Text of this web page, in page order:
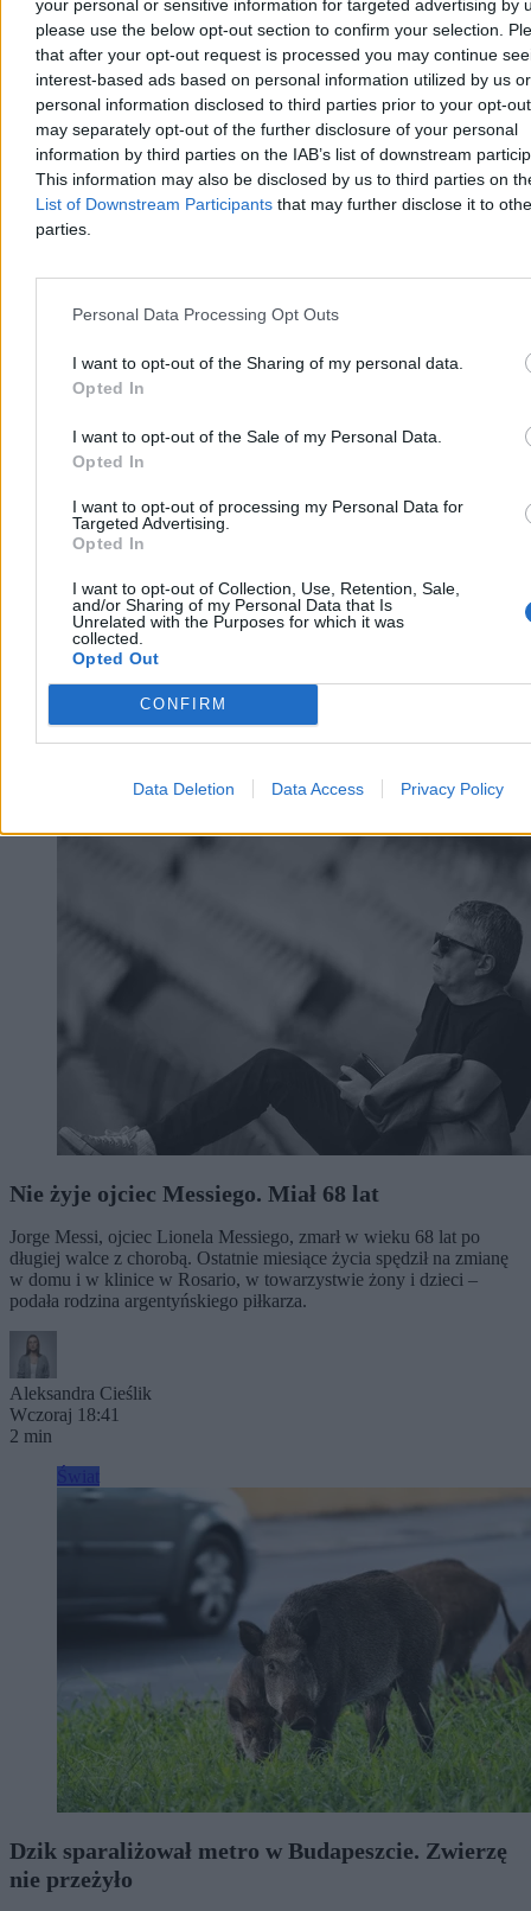
your personal or sensitive information for targeted advertising by
please use the below opt-out section to confirm your selection.
that after your opt-out request is processed you may continue
interest-based ads based on personal information utilized by us or
personal information disclosed to third parties prior to your opt-
may separately opt-out of the further disclosure of your personal
information by third parties on the IAB’s list of downstream
This information may also be disclosed by us to third parties on
List of Downstream Participants that may further disclose it to
parties.
Personal Data Processing Opt Outs
I want to opt-out of the Sharing of my personal data.
Opted In
I want to opt-out of the Sale of my Personal Data.
Opted In
I want to opt-out of processing my Personal Data for
Targeted Advertising.
Opted In
I want to opt-out of Collection, Use, Retention, Sale,
and/or Sharing of my Personal Data that Is
Unrelated with the Purposes for which it was
collected.
Opted Out
CONFIRM
Data Deletion Data Access Privacy Policy
Ranking europejskich wywiadów. Polska w
pierwszej dziesiątce
Wielka Brytania ma najlepszy wywiad w Europie, a Polska znalazła
magazynu „L'Express”. Zestawienie powstało na podstawie ocen 60
ekspertów z 25 krajów. W czołówce znalazły się także Francja,
Wczoraj 20:34
Reklama
Nie żyje ojciec Messiego. Miał 68 lat
Jorge Messi, ojciec Lionela Messiego, zmarł w wieku 68 lat po
długiej walce z chorobą. Ostatnie miesiące życia spędził na zmianę
w domu i w klinice w Rosario, w towarzystwie żony i dzieci –
podała rodzina argentyńskiego piłkarza.
Aleksandra Cieślik
Wczoraj 18:41
2 min
Dzik sparaliżował metro w Budapeszcie. Zwierzę
nie przeżyło